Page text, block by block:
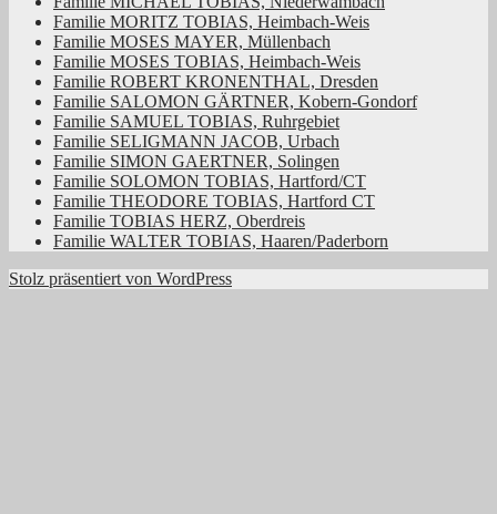
Familie MORITZ TOBIAS, Heimbach-Weis
Familie MOSES MAYER, Müllenbach
Familie MOSES TOBIAS, Heimbach-Weis
Familie ROBERT KRONENTHAL, Dresden
Familie SALOMON GÄRTNER, Kobern-Gondorf
Familie SAMUEL TOBIAS, Ruhrgebiet
Familie SELIGMANN JACOB, Urbach
Familie SIMON GAERTNER, Solingen
Familie SOLOMON TOBIAS, Hartford/CT
Familie THEODORE TOBIAS, Hartford CT
Familie TOBIAS HERZ, Oberdreis
Familie WALTER TOBIAS, Haaren/Paderborn
Stolz präsentiert von WordPress